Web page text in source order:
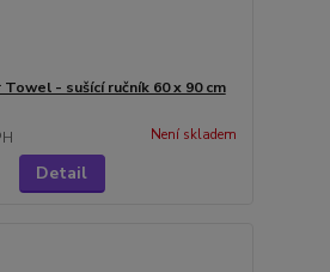
- sušící ručník 60 x 90 cm
Není skladem
Detail